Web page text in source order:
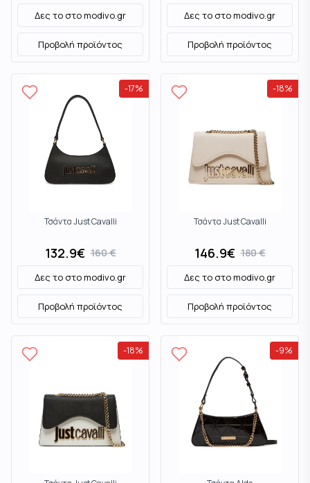
Δες το στοmodivo.gr
Προβολή προϊόντος
Δες το στοmodivo.gr
Προβολή προϊόντος
-17%
Τσάντα Just Cavalli
132.9€ 160€
Δες το στοmodivo.gr
Προβολή προϊόντος
-18%
Τσάντα Just Cavalli
146.9€ 180€
Δες το στοmodivo.gr
Προβολή προϊόντος
-18% -9%